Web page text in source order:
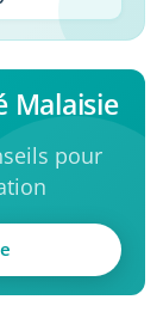
Malaisie
pour